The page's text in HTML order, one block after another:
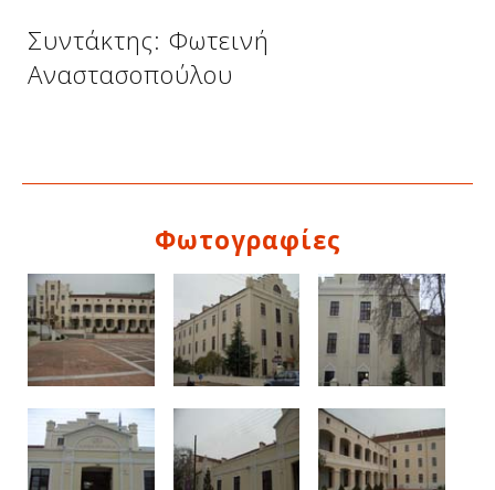
Συντάκτης: Φωτεινή
Αναστασοπούλου
Φωτογραφίες